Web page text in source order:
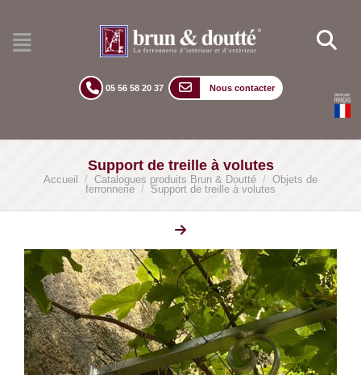
05 56 58 20 37 Nous contacter
Support de treille à volutes
Accueil / Catalogues produits Brun & Doutté / Objets de
ferronnerie / Support de treille à volutes
lightbox